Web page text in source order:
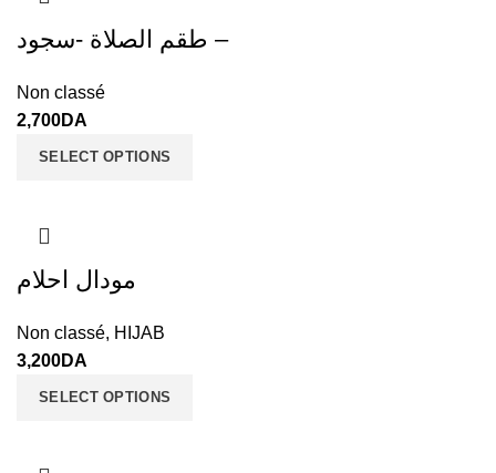
طقم الصلاة -سجود –
Non classé
2,700DA
SELECT OPTIONS
مودال احلام
Non classé, HIJAB
3,200DA
SELECT OPTIONS